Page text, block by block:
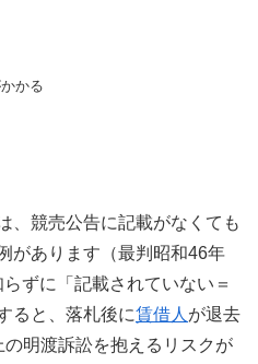
かる
、競売公告に記載がなくても
があります（最判昭和46年
ずに「記載されていない＝
ると、落札後に賃借人が退去
明渡訴訟を抱えるリスクが